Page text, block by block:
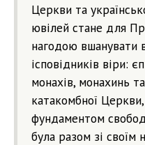
Церкви та
ювілей стане для
нагодою вшанувати
ісповідників віри:
монахів, монахинь
катакомбної
фундаментом
була разом зі своїм